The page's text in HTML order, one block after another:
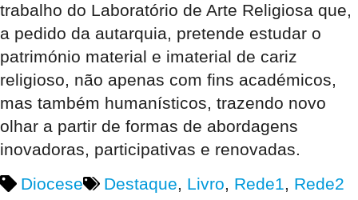
trabalho do Laboratório de Arte Religiosa que,
a pedido da autarquia, pretende estudar o
património material e imaterial de cariz
religioso, não apenas com fins académicos,
mas também humanísticos, trazendo novo
olhar a partir de formas de abordagens
inovadoras, participativas e renovadas.
Diocese
Destaque, Livro, Rede1, Rede2